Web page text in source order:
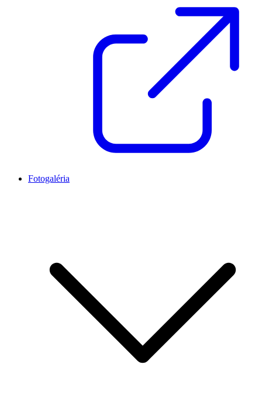
Fotogaléria